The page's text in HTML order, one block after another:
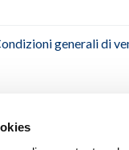
generali di